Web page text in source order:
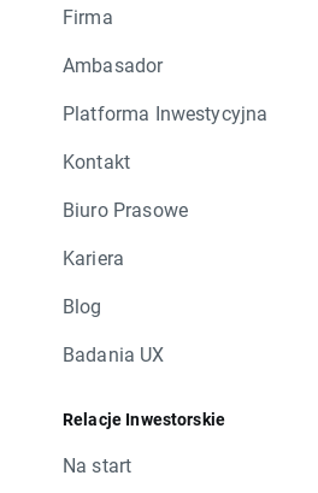
Firma
Ambasador
Platforma Inwestycyjna
Kontakt
Biuro Prasowe
Kariera
Blog
Badania UX
Relacje Inwestorskie
Na start